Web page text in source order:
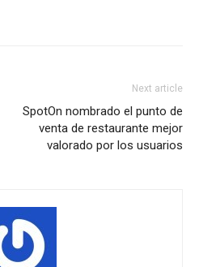
Next article
SpotOn nombrado el punto de
venta de restaurante mejor
valorado por los usuarios